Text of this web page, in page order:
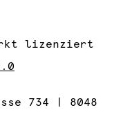
lizenziert
734 | 8048